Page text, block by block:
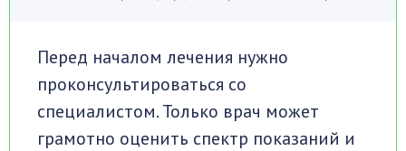
Перед началом лечения нужно
проконсультироваться со
специалистом. Только врач может
грамотно оценить спектр показаний и